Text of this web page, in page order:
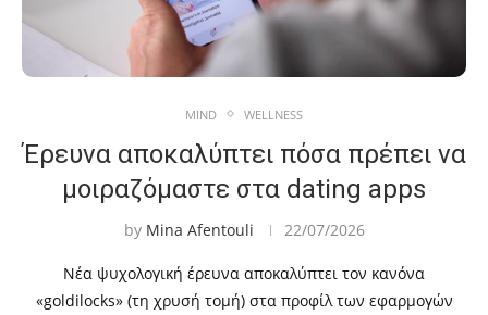
MIND WELLNESS
Έρευνα αποκαλύπτει πόσα πρέπει να
μοιραζόμαστε στα dating apps
by Mina Afentouli 22/07/2026
Νέα ψυχολογική έρευνα αποκαλύπτει τον κανόνα
«goldilocks» (τη χρυσή τομή) στα προφίλ των εφαρμογών